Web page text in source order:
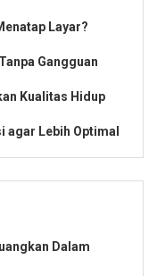
Layar?
Gangguan
Kualitas Hidup
Lebih Optimal
Dalam